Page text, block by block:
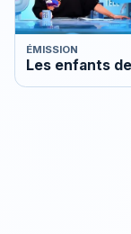
ÉMISSION
Les enfants